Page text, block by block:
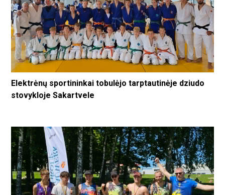
Elektrėnų sportininkai tobulėjo tarptautinėje dziudo
stovykloje Sakartvele